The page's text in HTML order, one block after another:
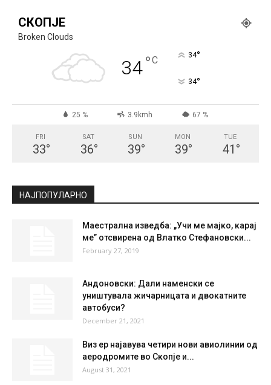
СКОПЈЕ
Broken Clouds
34°C 34°
34°
25 % 3.9kmh 67 %
FRI
33°
SAT
36°
SUN
39°
MON
39°
TUE
41 °
НАЈПОПУЛАРНО
Маестрална изведба: „Учи ме мајко, карај
ме” отсвирена од Влатко Стефановски...
February 27, 2019
Андоновски: Дали наменски се
уништувала жичарницата и двокатните
автобуси?
December 21, 2021
Виз ер најавува четири нови авиолинии од
аеродромите во Скопје и...
August 31, 2021